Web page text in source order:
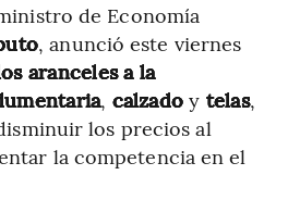
de Economía
, anunció este viernes
aranceles a la
, calzadoy telas,
los precios al
la competencia en el